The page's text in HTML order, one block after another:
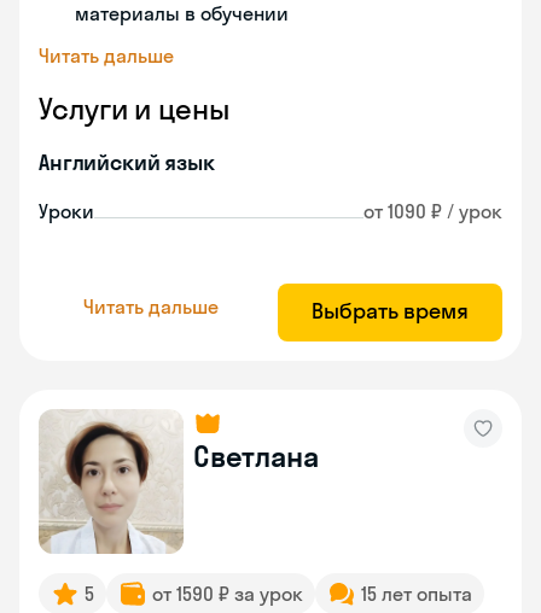
материалы в обучении
Читать дальше
Услуги и цены
Английский язык
Уроки от 1090 ₽ / урок
Читать дальше Выбрать время
Светлана
5 от 1590 ₽ за урок 15 лет опыта